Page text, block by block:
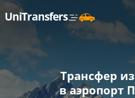
UniTransfers
Трансфер
в аэропорт